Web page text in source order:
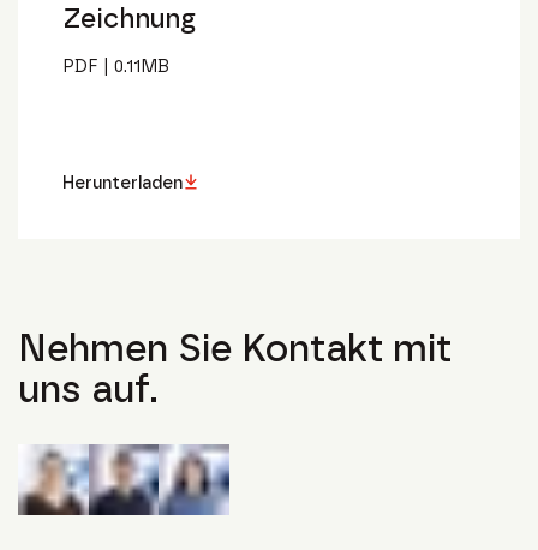
Zeichnung
PDF 0.11MB
Herunterladen
Nehmen Sie Kontakt mit
uns auf.